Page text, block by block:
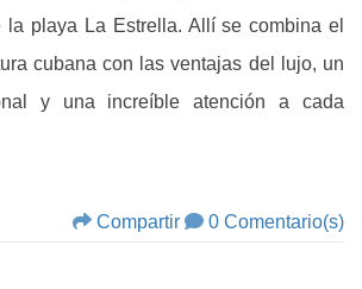
la playa La Estrella. Allí se combina el
cubana con las ventajas del lujo, un
y una increíble atención a cada
Compartir 0 Comentario(s)